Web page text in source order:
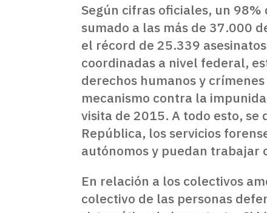
Según cifras oficiales, un
sumado a las más de 37.000
el récord de 25.339
coordinadas a nivel federal,
derechos humanos y
mecanismo contra la
visita de 2015. A todo esto,
República, los servicios
autónomos y puedan trabajar
En relación a los colectivos
colectivo de las personas